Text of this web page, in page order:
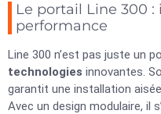
Le portail Line 300
performance
Line 300 n’est pas juste un
technologies innovantes.
garantit une installation
Avec un design modulaire, il